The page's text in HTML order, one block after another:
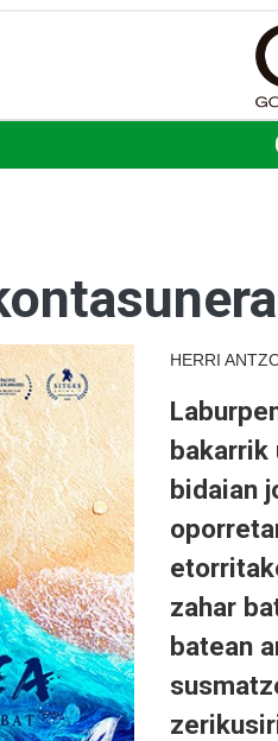
HERRI
bakarrik
bidaian
zahar
batean